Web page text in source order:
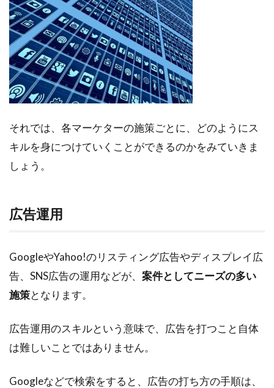
それでは、各マーケターの施策ごとに、どのようにス
キルを身につけていくことができるのかをみていきま
しょう。
広告運用
GoogleやYahoo!のリスティング広告やディスプレイ広
告、SNS広告の運用などが、 案件としてニーズの多い
施策となります。
広告運用のスキルという意味で、広告を打つこと自体
は難しいことではありません。
Googleなどで検索をすると、広告の打ち方の手順は、